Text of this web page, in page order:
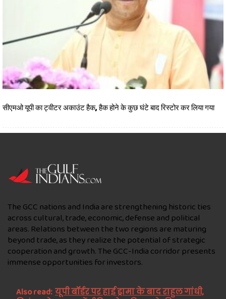
सीएमओ यूपी का ट्वीटर अकाउंट हैक, हैक होने के कुछ घंटे बाद रिस्टोर कर लिया गया
The GCC nations and India are strengthening historic ties
across cultural, trade, economic, defense and political
areas. Relations between the two regions are maturing
beyond trade, as they realize the potential of strategic
cooperation and growth. The GCC-India corridor presents
immense opportunities for investors.
Also read: यूपी बॉर्डर पर हाई ड्रामा के बाद राहुल गांधी,